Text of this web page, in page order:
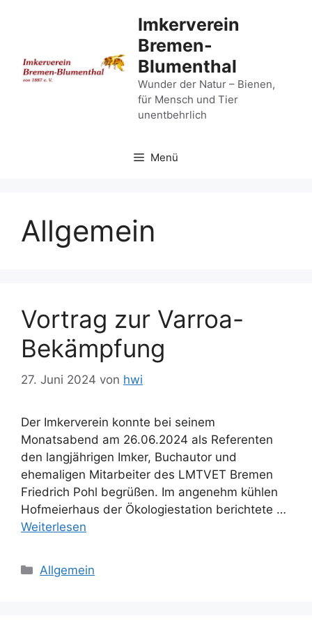
Imkerverein
Bremen-
Blumenthal
Wunder der Natur – Bienen,
für Mensch und Tier
unentbehrlich
Menü
Allgemein
Vortrag zur Varroa-
Bekämpfung
27. Juni 2024 von hwi
Der Imkerverein konnte bei seinem
Monatsabend am 26.06.2024 als Referenten
den langjährigen Imker, Buchautor und
ehemaligen Mitarbeiter des LMTVET Bremen
Friedrich Pohl begrüßen. Im angenehm kühlen
Hofmeierhaus der Ökologiestation berichtete …
Weiterlesen
Kategorien
Allgemein